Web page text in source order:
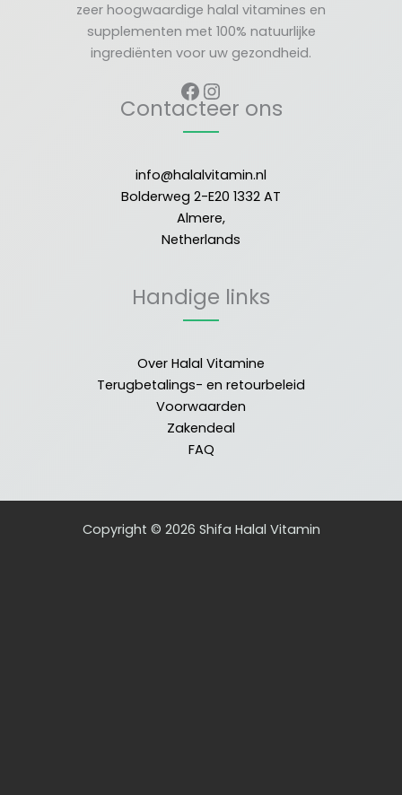
zeer hoogwaardige halal vitamines en
supplementen met 100% natuurlijke
ingrediënten voor uw gezondheid.
Contacteer ons
info@halalvitamin.nl
Bolderweg 2-E20 1332 AT
Almere,
Netherlands
Handige links
Over Halal Vitamine
Terugbetalings- en retourbeleid
Voorwaarden
Zakendeal
FAQ
Copyright © 2026 Shifa Halal Vitamin